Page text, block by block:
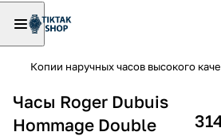
Копии наручных часов высокого
Часы Roger Dubuis
Hommage Double